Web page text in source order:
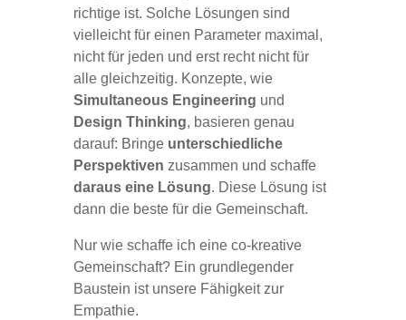
richtige ist. Solche Lösungen sind
vielleicht für einen Parameter maximal,
nicht für jeden und erst recht nicht für
alle gleichzeitig. Konzepte, wie
Simultaneous Engineering und
Design Thinking, basieren genau
darauf: Bringe unterschiedliche
Perspektiven zusammen und schaffe
daraus eine Lösung. Diese Lösung ist
dann die beste für die Gemeinschaft.
Nur wie schaffe ich eine co-kreative
Gemeinschaft? Ein grundlegender
Baustein ist unsere Fähigkeit zur
Empathie.